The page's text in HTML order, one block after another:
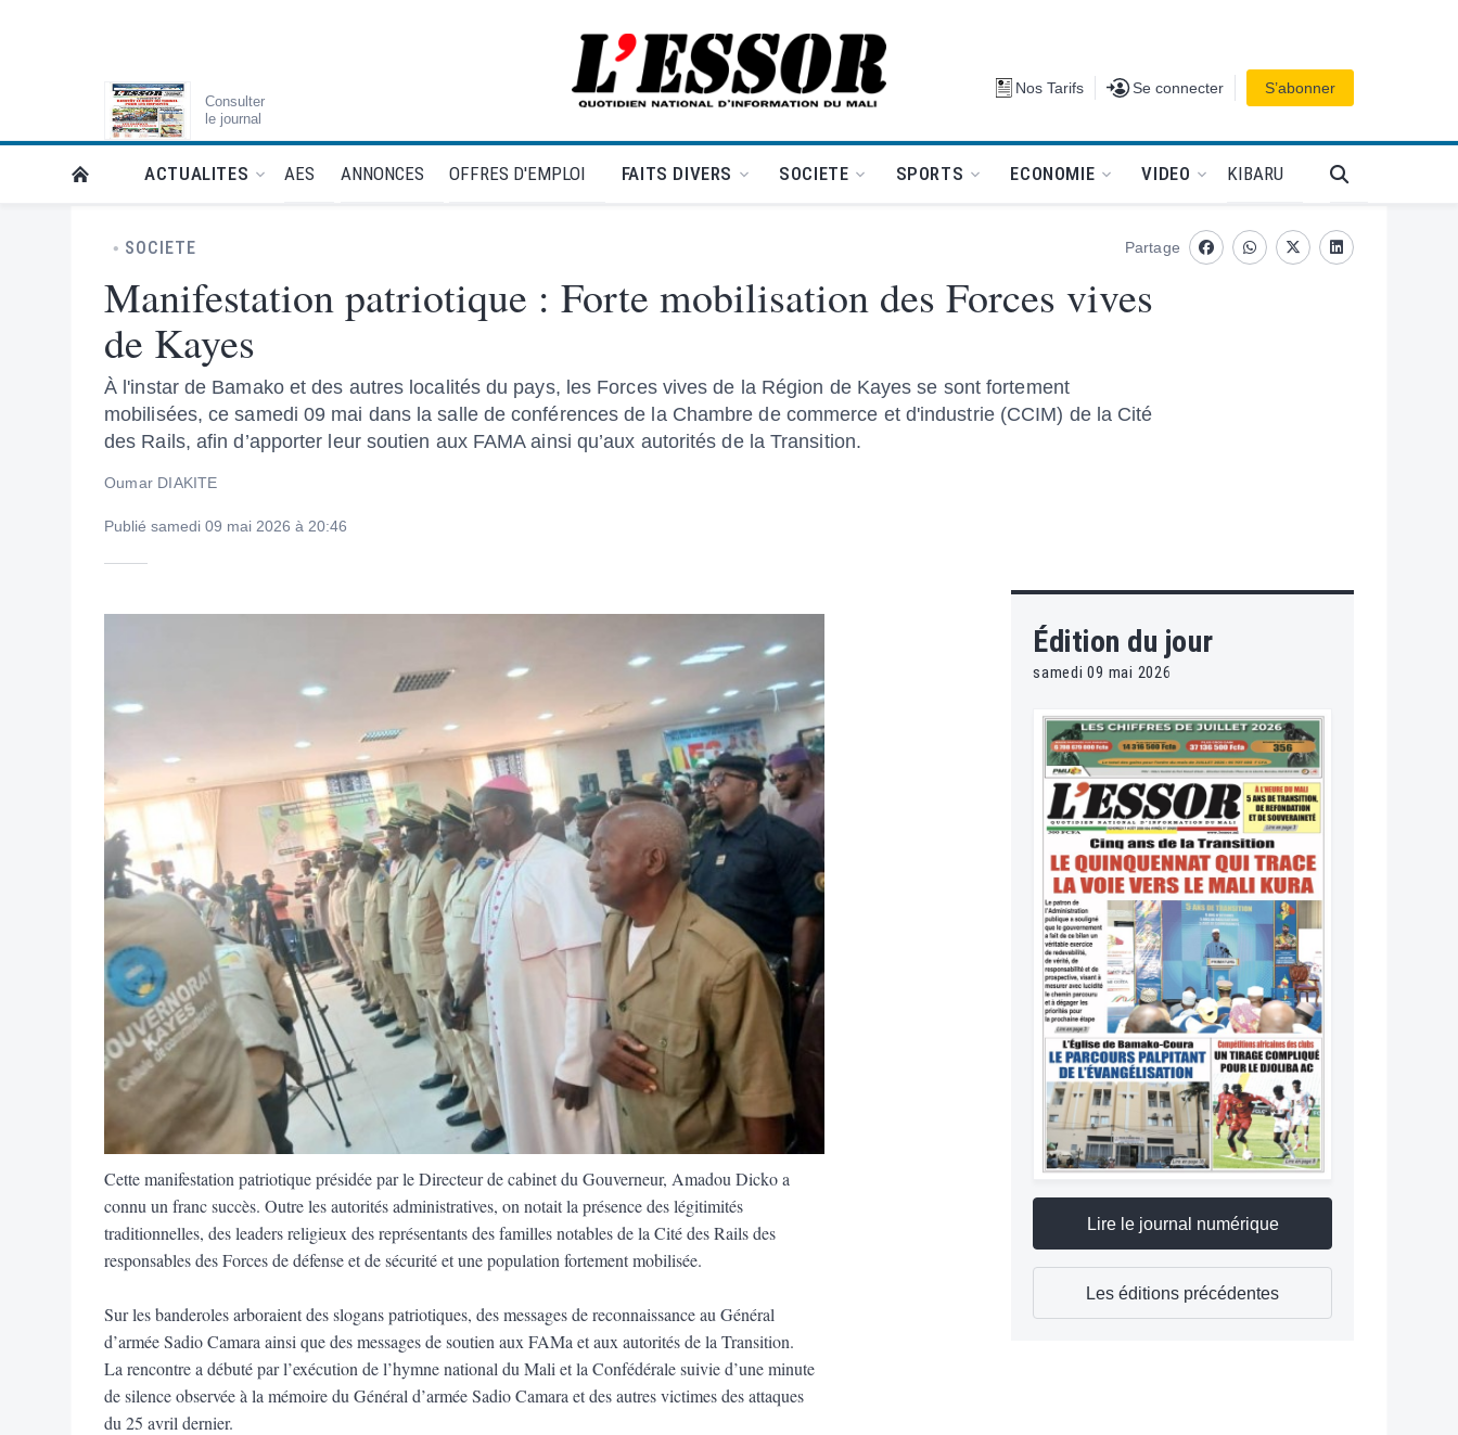
Consulter
le journal
L'Essor - retour à la une Nos Tarifs Se connecter
Se connecter S’abonner
RETOUR À LA PAGE D’ACCUEIL DE L'ESSOR
ACTUALITES AES ANNONCES OFFRES D'EMPLOI FAITS DIVERS SOCIETE SPORTS ECONOMIE VIDEO KIBARU
SOCIETE
Manifestation patriotique : Forte mobilisation des Forces vives
de Kayes
À l'instar de Bamako et des autres localités du pays, les Forces vives de la Région de Kayes se sont fortement
mobilisées, ce samedi 09 mai dans la salle de conférences de la Chambre de commerce et d'industrie (CCIM) de la Cité
des Rails, afin d’apporter leur soutien aux FAMA ainsi qu’aux autorités de la Transition.
Oumar DIAKITE
Publié samedi 09 mai 2026 à 20:46
Partage
FacebookwhatsappTwitterLinkedin
Cette manifestation patriotique présidée par le Directeur de cabinet du Gouverneur, Amadou Dicko a
connu un franc succès. Outre les autorités administratives, on notait la présence des légitimités
traditionnelles, des leaders religieux des représentants des familles notables de la Cité des Rails des
responsables des Forces de défense et de sécurité et une population fortement mobilisée.
Sur les banderoles arboraient des slogans patriotiques, des messages de reconnaissance au Général
d’armée Sadio Camara ainsi que des messages de soutien aux FAMa et aux autorités de la Transition.
La rencontre a débuté par l’exécution de l’hymne national du Mali et la Confédérale suivie d’une minute
de silence observée à la mémoire du Général d’armée Sadio Camara et des autres victimes des attaques
du 25 avril dernier.
Édition du jour
samedi 09 mai 2026
Lire le journal numérique
Les éditions précédentes